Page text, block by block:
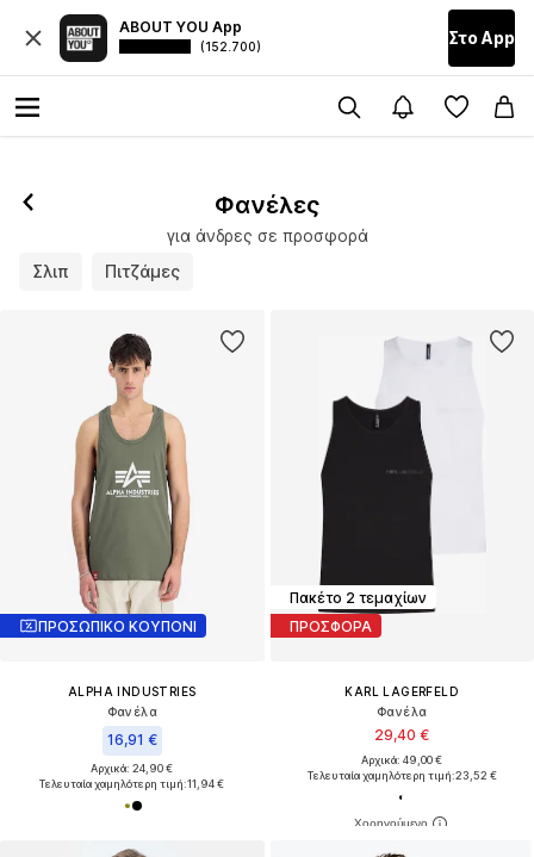
ABOUT YOU App
(152.700) Στο Αpp
Φανέλες
για άνδρες σε προσφορά
Σλιπ
Πιτζάμες
ΠΡΟΣΩΠΙΚΟ ΚΟΥΠΟΝΙ
ALPHA INDUSTRIES
Φανέλα
16,91 €
Αρχικά: 24,90 €
Τελευταία χαμηλότερη τιμή:11,94 €
Πακέτο 2 τεμαχίων
ΠΡΟΣΦΟΡΑ
KARL LAGERFELD
Φανέλα
29,40 €
Αρχικά: 49,00 €
Τελευταία χαμηλότερη τιμή:23,52 €